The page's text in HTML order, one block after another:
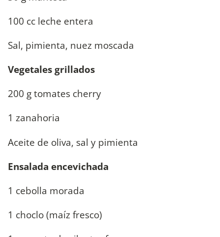
100 cc leche entera
Sal, pimienta, nuez moscada
Vegetales grillados
200 g tomates cherry
1 zanahoria
Aceite de oliva, sal y pimienta
Ensalada encevichada
1 cebolla morada
1 choclo (maíz fresco)